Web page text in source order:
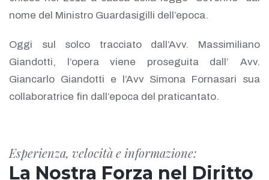
nome del Ministro Guardasigilli dell’epoca.
Oggi sul solco tracciato dall’Avv. Massimiliano
Giandotti, l’opera viene proseguita dall’ Avv.
Giancarlo Giandotti e l’Avv Simona Fornasari sua
collaboratrice fin dall’epoca del praticantato.
Esperienza, velocità e informazione:
La Nostra Forza nel Diritto